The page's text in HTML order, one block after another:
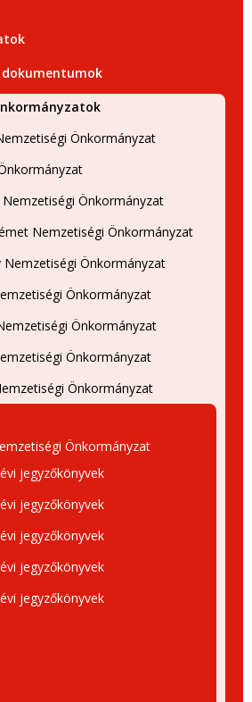
dokumentumok
Önkormányzat
Nemzetiségi Önkormányzat
Nemzetiségi Önkormányzat
Nemzetiségi Önkormányzat
Önkormányzat
Önkormányzat
Önkormányzat
Önkormányzat
Önkormányzat
jegyzőkönyvek
jegyzőkönyvek
jegyzőkönyvek
jegyzőkönyvek
jegyzőkönyvek